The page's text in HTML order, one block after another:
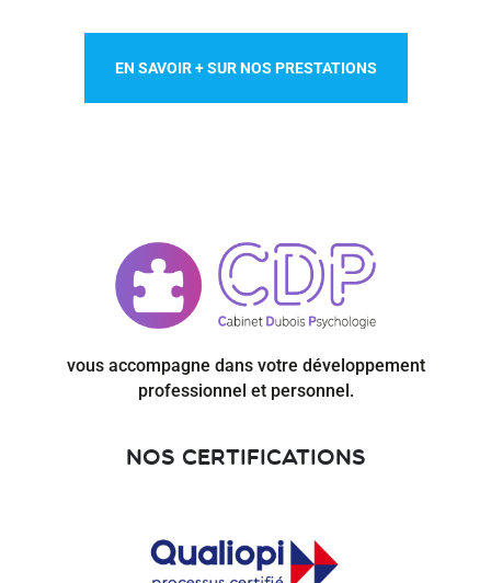
EN SAVOIR + SUR NOS PRESTATIONS
vous accompagne dans votre développement
professionnel et personnel.
Nos certifications